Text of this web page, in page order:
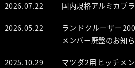
2026.07.22 国内規格アルミカプ
2026.05.22
ランドクルーザー
メンバー廃盤のお知ら
2025.10.29
マツダ2用ヒッチメ